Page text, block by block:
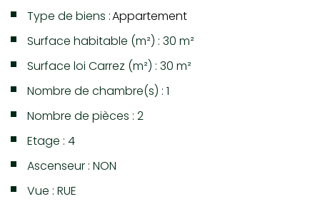
Type de biens :Appartement
Surface habitable (m²) : 30 m²
Surface loi Carrez (m²) : 30 m²
Nombre de chambre(s) : 1
Nombre de pièces : 2
Etage : 4
Ascenseur : NON
Vue : RUE